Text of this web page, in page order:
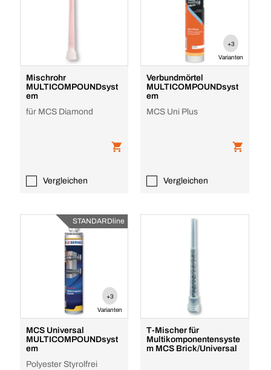
Mischrohr
MULTICOMPOUNDsyst
em
für MCS Diamond
Vergleichen
+3
Varianten
Verbundmörtel
MULTICOMPOUNDsyst
em
MCS Uni Plus
Vergleichen
STANDARDline
+3
Varianten
MCS Universal
MULTICOMPOUNDsyst
em
Polyester Styrolfrei
T-Mischer für
Multikomponentensyste
m MCS Brick/Universal